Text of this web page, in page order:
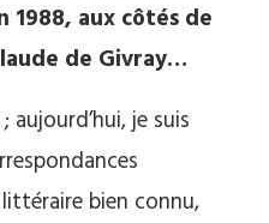
1988, aux côtés de
de Givray…
aujourd’hui, je suis
bien connu,